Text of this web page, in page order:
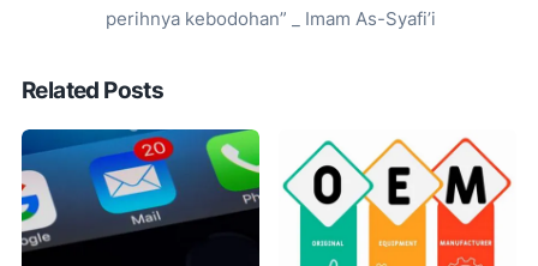
perihnya kebodohan” _ Imam As-Syafi’i
Related Posts